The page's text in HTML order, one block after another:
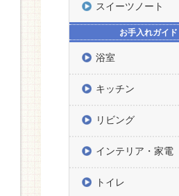
スイーツノート
お手入れガイド
浴室
キッチン
リビング
インテリア・家電
トイレ